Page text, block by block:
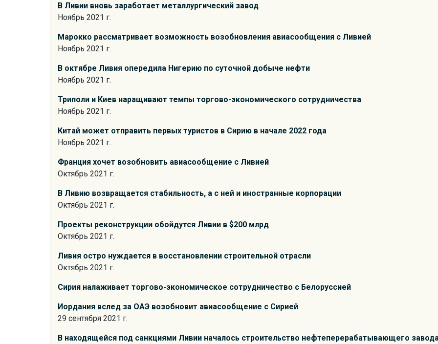
В Ливии вновь заработает металлургический завод
Ноябрь 2021 г.
Марокко рассматривает возможность возобновления авиасообщения с Ливией
Ноябрь 2021 г.
В октябре Ливия опередила Нигерию по суточной добыче нефти
Ноябрь 2021 г.
Триполи и Киев наращивают темпы торгово-экономического сотрудничества
Ноябрь 2021 г.
Китай может отправить первых туристов в Сирию в начале 2022 года
Ноябрь 2021 г.
Франция хочет возобновить авиасообщение с Ливией
Октябрь 2021 г.
В Ливию возвращается стабильность, а с ней и иностранные корпорации
Октябрь 2021 г.
Проекты реконструкции обойдутся Ливии в $200 млрд
Октябрь 2021 г.
Ливия остро нуждается в восстановлении строительной отрасли
Октябрь 2021 г.
Сирия налаживает торгово-экономическое сотрудничество с Белоруссией
Иордания вслед за ОАЭ возобновит авиасообщение с Сирией
29 сентября 2021 г.
В находящейся под санкциями Ливии началось строительство нефтеперерабатывающего завода